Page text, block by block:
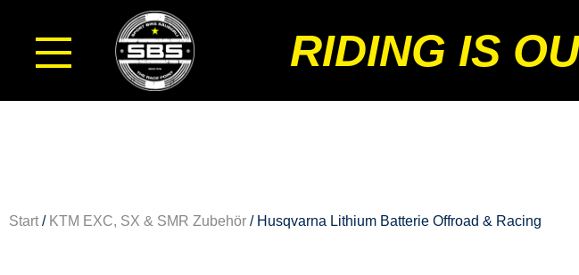
RIDING IS
Start/ KTM EXC, SX & SMR Zubehör / Husqvarna Lithium Batterie Offroad & Racing